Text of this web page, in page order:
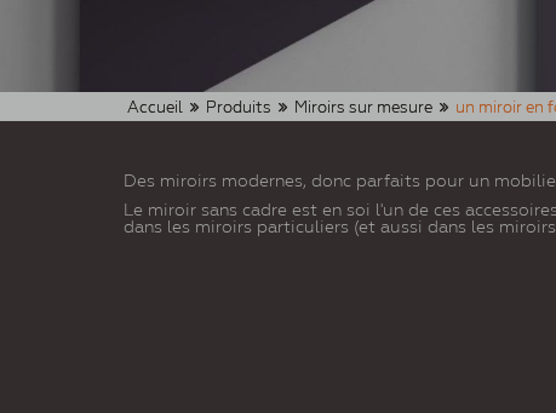
Accueil Produits Miroirs sur mesure un miroir en
Des miroirs modernes, donc parfaits pour un
Le miroir sans cadre est en soi l'un de ces
dans les miroirs particuliers (et aussi dans les